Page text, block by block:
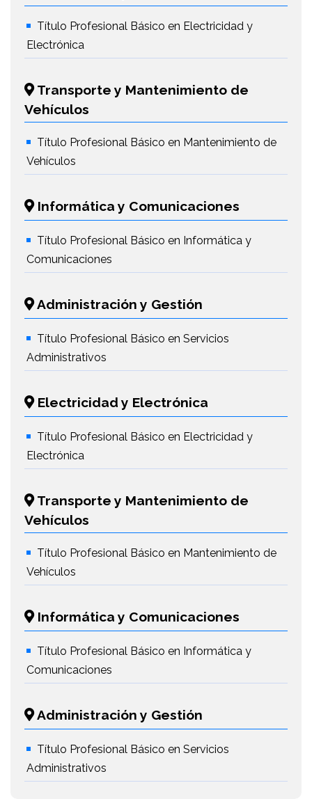
Título Profesional Básico en Electricidad y
Electrónica
Transporte y Mantenimiento de
Vehículos
Título Profesional Básico en Mantenimiento de
Vehículos
Informática y Comunicaciones
Título Profesional Básico en Informática y
Comunicaciones
Administración y Gestión
Título Profesional Básico en Servicios
Administrativos
Electricidad y Electrónica
Título Profesional Básico en Electricidad y
Electrónica
Transporte y Mantenimiento de
Vehículos
Título Profesional Básico en Mantenimiento de
Vehículos
Informática y Comunicaciones
Título Profesional Básico en Informática y
Comunicaciones
Administración y Gestión
Título Profesional Básico en Servicios
Administrativos